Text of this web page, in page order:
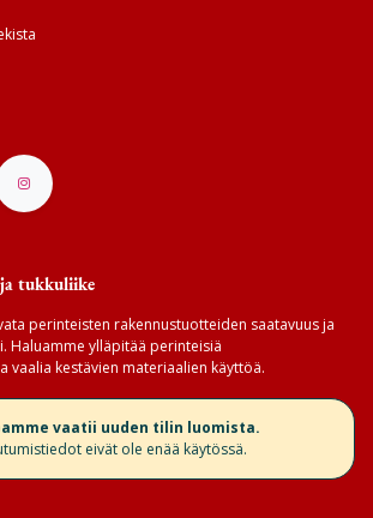
tukkuliike
perinteisten rakennustuotteiden saatavuus ja
Haluamme ylläpitää perinteisiä
vaalia kestävien materiaalien käyttöä.
vaatii uuden tilin luomista.
eivät ole enää käytössä.